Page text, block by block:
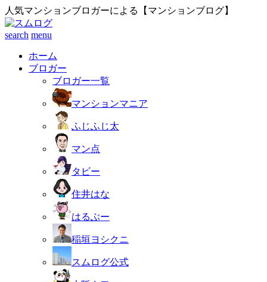
人気マンションブロガーによる【マンションブログ】
search menu
ホーム
ブロガー
ブロガー一覧
マンションマニア
ふじふじ太
マン点
タビー
住井はな
はるぶー
稲垣ヨシクニ
スムログ公式